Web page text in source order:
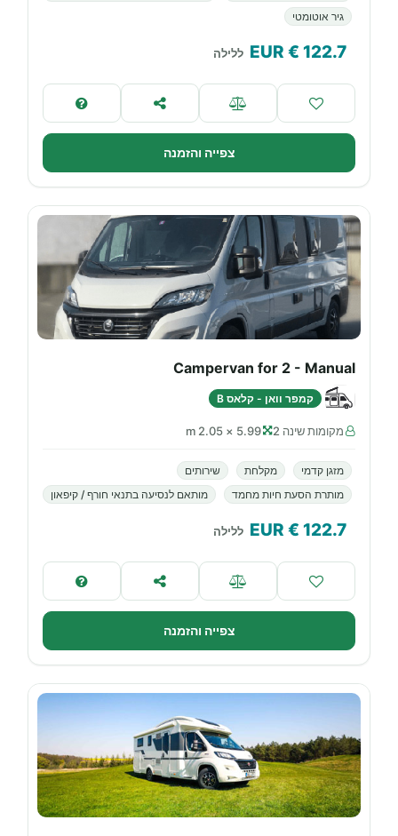
גיר אוטומטי
122.7
€ EUR ללילה
צפייה והזמנה
Campervan for 2 - Manual
קמפר וואן - קלאס B
מקומות שינה 2 5.99 × 2.05 m
מזגן קדמי מקלחת
שירותים
מותרת הסעת חיות מחמד
מותאם לנסיעה בתנאי חורף / קיפאון
122.7
€ EUR ללילה
צפייה והזמנה